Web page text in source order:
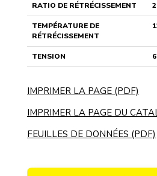
RATIO DE RÉTRÉCISSEMENT
TEMPÉRATURE DE
RÉTRÉCISSEMENT
TENSION
IMPRIMER LA PAGE (PDF)
IMPRIMER LA PAGE DU
FEUILLES DE DONNÉES (PDF)